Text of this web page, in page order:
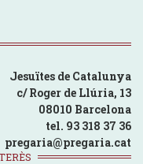
Jesuïtes de Catalunya
c/ Roger de Llúria, 13
08010 Barcelona
tel. 93 318 37 36
pregaria@pregaria.cat